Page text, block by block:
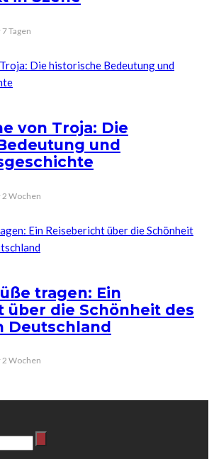
Tagen
von Troja: Die
und
2 Wochen
tragen: Ein
über die Schönheit des
Deutschland
2 Wochen